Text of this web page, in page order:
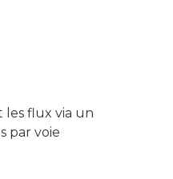
flux via un
par voie